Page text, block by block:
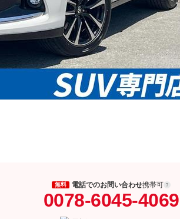
無料 電話でのお問い合わせ携帯可
0078-6045-4069